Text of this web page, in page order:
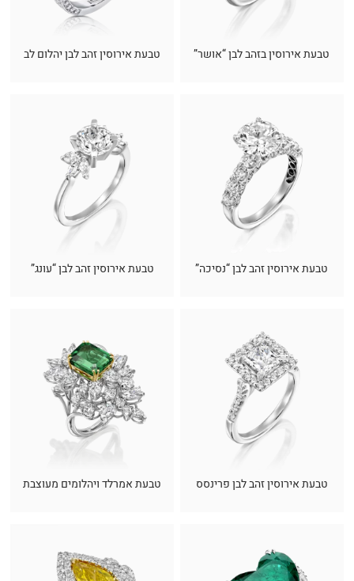
טבעת אירוסין בזהב לבן “אושר” טבעת אירוסין זהב לבן יהלום לב
טבעת אירוסין זהב לבן “נסיכה” טבעת אירוסין זהב לבן “עונג”
טבעת אירוסין זהב לבן פרינסס טבעת אמרלד ויהלומים מעוצבת